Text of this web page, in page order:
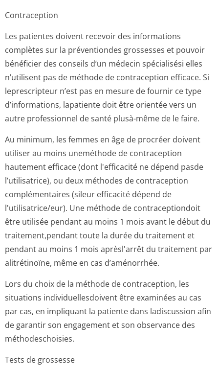
Contraception
Les patientes doivent recevoir des informations
complètes sur la préventiondes grossesses et pouvoir
bénéficier des conseils d’un médecin spécialisési elles
n’utilisent pas de méthode de contraception efficace. Si
leprescripteur n’est pas en mesure de fournir ce type
d’informations, lapatiente doit être orientée vers un
autre professionnel de santé plusà-même de le faire.
Au minimum, les femmes en âge de procréer doivent
utiliser au moins uneméthode de contraception
hautement efficace (dont l'efficacité ne dépend pasde
l’utilisatrice), ou deux méthodes de contraception
complémentaires (sileur efficacité dépend de
l'utilisatrice/e­ur). Une méthode de contraceptiondoit
être utilisée pendant au moins 1 mois avant le début du
traitement,pendant toute la durée du traitement et
pendant au moins 1 mois aprèsl'arrêt du traitement par
alitrétinoïne, même en cas d’aménorrhée.
Lors du choix de la méthode de contraception, les
situations individuelles­doivent être examinées au cas
par cas, en impliquant la patiente dans ladiscussion afin
de garantir son engagement et son observance des
méthodeschoisies.
Tests de grossesse